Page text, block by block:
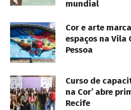
mundial
Cor e arte
espaços na Vila
Pessoa
Curso de
na Cor’ abre
Recife